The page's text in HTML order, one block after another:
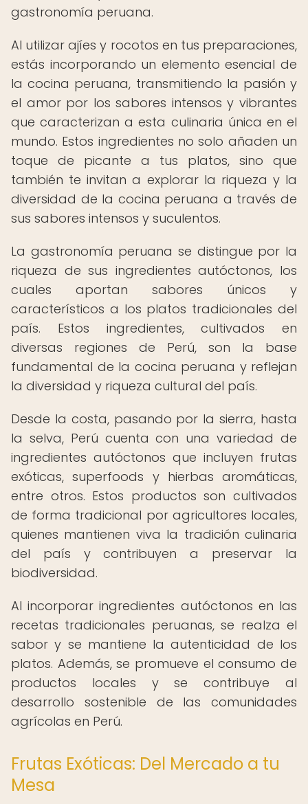
gastronomía peruana.
Al utilizar ajíes y rocotos en tus preparaciones,
estás incorporando un elemento esencial de
la cocina peruana, transmitiendo la pasión y
el amor por los sabores intensos y vibrantes
que caracterizan a esta culinaria única en el
mundo. Estos ingredientes no solo añaden un
toque de picante a tus platos, sino que
también te invitan a explorar la riqueza y la
diversidad de la cocina peruana a través de
sus sabores intensos y suculentos.
La gastronomía peruana se distingue por la
riqueza de sus ingredientes autóctonos, los
cuales aportan sabores únicos y
característicos a los platos tradicionales del
país. Estos ingredientes, cultivados en
diversas regiones de Perú, son la base
fundamental de la cocina peruana y reflejan
la diversidad y riqueza cultural del país.
Desde la costa, pasando por la sierra, hasta
la selva, Perú cuenta con una variedad de
ingredientes autóctonos que incluyen frutas
exóticas, superfoods y hierbas aromáticas,
entre otros. Estos productos son cultivados
de forma tradicional por agricultores locales,
quienes mantienen viva la tradición culinaria
del país y contribuyen a preservar la
biodiversidad.
Al incorporar ingredientes autóctonos en las
recetas tradicionales peruanas, se realza el
sabor y se mantiene la autenticidad de los
platos. Además, se promueve el consumo de
productos locales y se contribuye al
desarrollo sostenible de las comunidades
agrícolas en Perú.
Frutas Exóticas: Del Mercado a tu
Mesa